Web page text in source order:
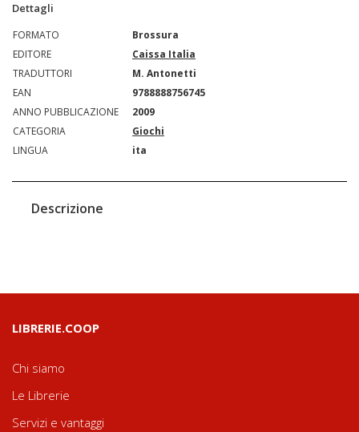
Dettagli
FORMATO
Brossura
EDITORE
Caissa Italia
TRADUTTORI
M. Antonetti
EAN
9788888756745
ANNO PUBBLICAZIONE
2009
CATEGORIA
Giochi
LINGUA
ita
Descrizione
LIBRERIE.COOP
Chi siamo
Le Librerie
Servizi e vantaggi